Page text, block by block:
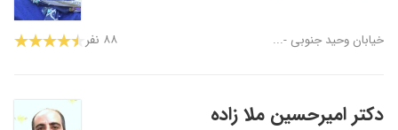
خیابان وحید جنوبی -... ۸۸ نفر
دکتر امیرحسین ملا زاده